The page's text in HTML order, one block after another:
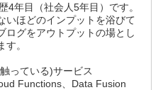
4年目（社会人5年目）です。
いほどのインプットを浴びて
ログをアウトプットの場とし
す。
っている)サービス
Functions、Data Fusion